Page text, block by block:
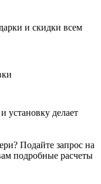
и скидки всем
установку делает
Подайте запрос на
подробные расчеты